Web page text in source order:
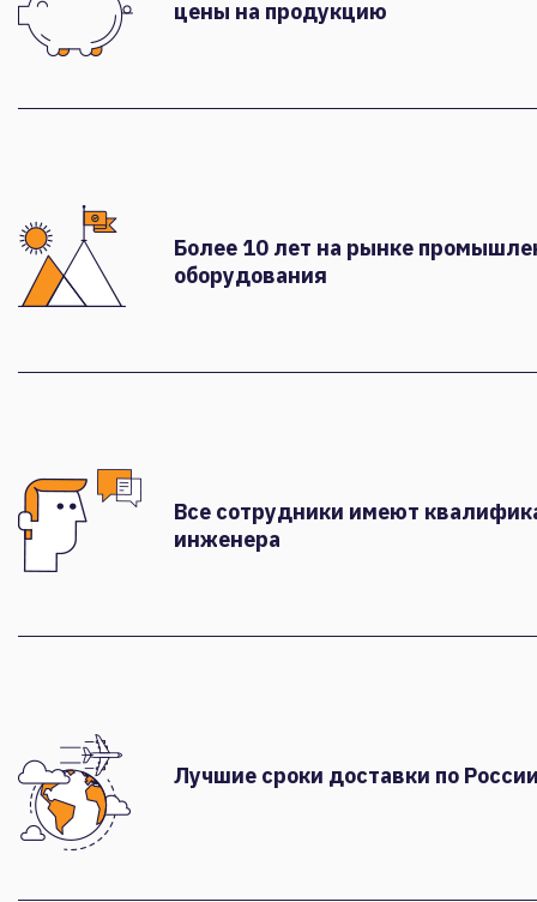
цены на продукцию
Более 10 лет на рынке
оборудования
Все сотрудники имеют
инженера
Лучшие сроки доставки по